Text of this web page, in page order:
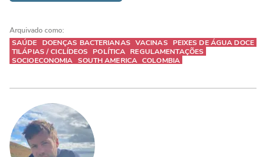
Arquivado como:
SAÚDE
DOENÇAS BACTERIANAS VACINAS
PEIXES DE ÁGUA DOCE
TILÁPIAS / CICLÍDEOS
POLÍTICA REGULAMENTAÇÕES
SOCIOECONOMIA SOUTH AMERICA COLOMBIA